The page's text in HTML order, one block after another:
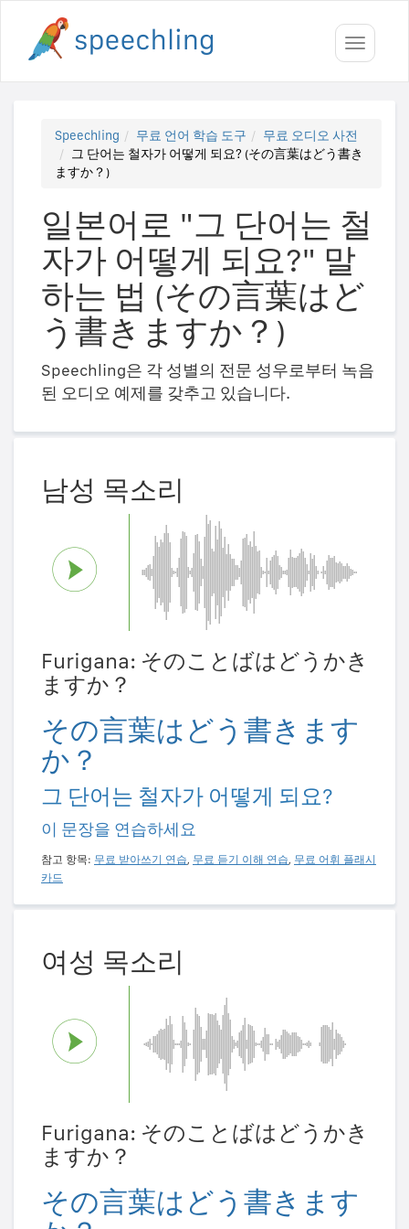
Toggle
Speechling 무료 언어 학습 도구
무료 오디오 사전
그 단어는 철자가 어떻게 되요? (その言葉はどう書き
ますか？)
일본어로 "그 단어는 철
자가 어떻게 되요?" 말
하는 법 (その言葉はど
う書きますか？)
Speechling은 각 성별의 전문 성우로부터 녹음
된 오디오 예제를 갖추고 있습니다.
남성 목소리
Furigana: そのことばはどうかき
ますか？
その言葉はどう書きます
か？
그 단어는 철자가 어떻게 되요?
이 문장을 연습하세요
참고 항목: 무료 받아쓰기 연습, 무료 듣기 이해 연습, 무료 어휘 플래시
카드
여성 목소리
Furigana: そのことばはどうかき
ますか？
その言葉はどう書きます